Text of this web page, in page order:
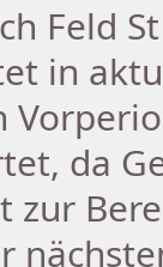
Feld
in
da
zur